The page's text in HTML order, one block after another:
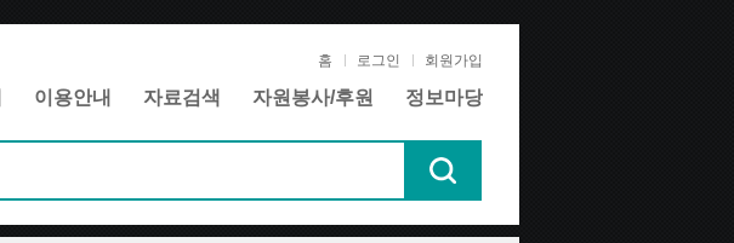
홈 로그인 회원가입
이용안내 자료검색 자원봉사/후원 정보마당